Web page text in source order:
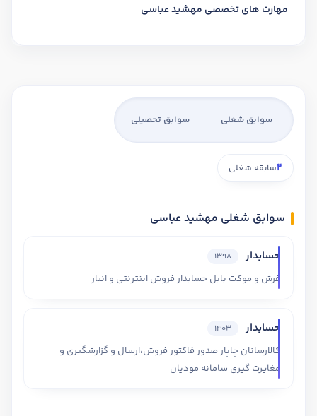
مهارت های تخصصی مهشید عباسی
سوابق شغلی سوابق تحصیلی
2سابقه شغلی
سوابق شغلی مهشید عباسی
حسابدار 1398
فرش و موکت بابل حسابدار فروش اینترنتی و انبار
حسابدار 1403
کالارسانان چاپار صدور فاکتور فروش،ارسال و گزارشگیری و
مغایرت گیری سامانه مودیان